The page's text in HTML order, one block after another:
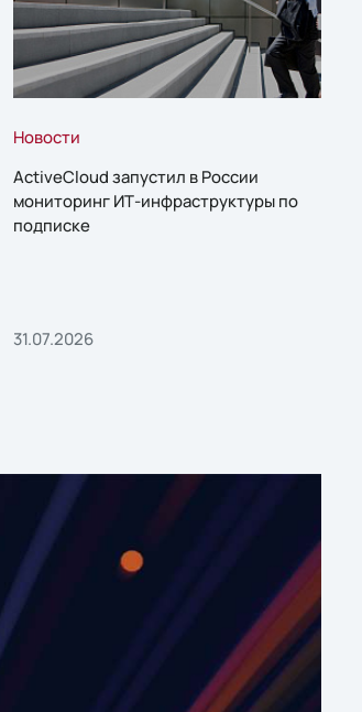
Новости
ActiveCloud запустил в России
мониторинг ИТ-инфраструктуры по
подписке
31.07.2026